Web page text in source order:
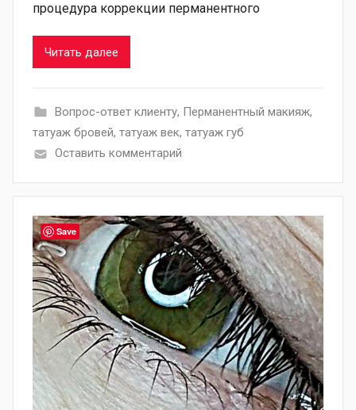
процедура коррекции перманентного
Читать далее
Вопрос-ответ клиенту, Перманентный макияж,
татуаж бровей, татуаж век, татуаж губ
Оставить комментарий
Save